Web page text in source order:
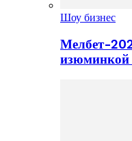
Шоу бизнес
Мелбет-
изюминкой